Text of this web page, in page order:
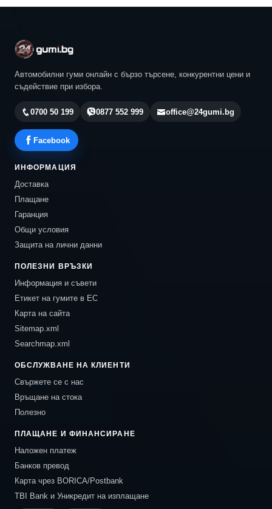
Автомобилни гуми онлайн с бързо търсене, конкурентни цени и
съдействие при избора.
0700 50 199 0877 552 999 office@24gumi.bg
Facebook
ИНФОРМАЦИЯ
Доставка
Плащане
Гаранция
Общи условия
Защита на лични данни
ПОЛЕЗНИ ВРЪЗКИ
Информация и съвети
Етикет на гумите в ЕС
Карта на сайта
Sitemap.xml
Searchmap.xml
ОБСЛУЖВАНЕ НА КЛИЕНТИ
Свържете се с нас
Връщане на стока
Полезно
ПЛАЩАНЕ И ФИНАНСИРАНЕ
Наложен платеж
Банков превод
Карта чрез BORICA/Postbank
TBI Bank и Уникредит на изплащане